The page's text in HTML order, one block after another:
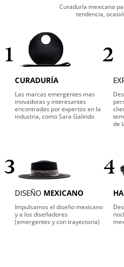
Curaduría mexicana
tendencia,
1
CURADURÍA
Las marcas emergentes mas
inovadoras y interesantes
encontradas por expertos en la
industria, como Sara Galindo
2
de
3
DISEÑO MEXICANO
Impulsamos el diseño mexicano
y a los diseñadores
(emergentes y con trayectoria)
4